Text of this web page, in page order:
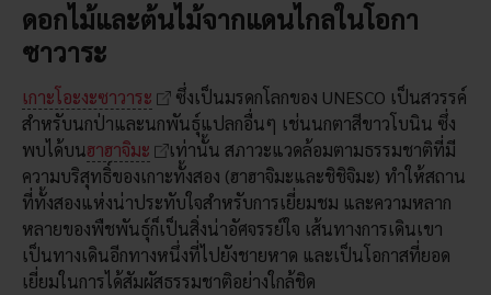
ดอกไม้และต้นไม้จากแดนไกลในโอกา
ซาวาระ
เกาะโอะงะซาวาระ
ซึ่งเป็นมรดกโลกของ UNESCO เป็นสวรรค์
สำหรับนกป่าและนกพันธุ์แปลกอื่นๆ เช่นนกตาสีขาวโบนิน ซึ่ง
พบได้บนฮาฮาจิมะ
เท่านั้น สภาวะแวดล้อมตามธรรมชาติที่มี
ความบริสุทธิ์ของเกาะทั้งสอง (ฮาฮาจิมะและชิชิจิมะ) ทำให้สถาน
ที่ทั้งสองแห่งน่าประทับใจสำหรับการเยี่ยมชม และความหลาก
หลายของพืชพันธุ์ก็เป็นสิ่งน่าอัศจรรย์ใจ เส้นทางการเดินเขา
เป็นทางเดินอีกทางหนึ่งที่ไปยังชายหาด และเป็นโอกาสที่ยอด
เยี่ยมในการได้สัมผัสธรรมชาติอย่างใกล้ชิด